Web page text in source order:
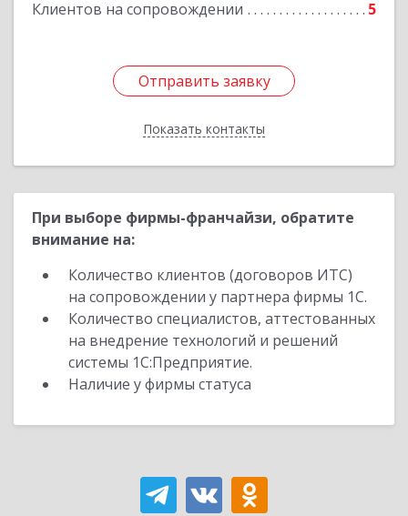
Клиентов на сопровождении 5
Отправить заявку
Показать контакты
Отправить заявку
Назад
При выборе фирмы-франчайзи, обратите
внимание на:
Количество клиентов (договоров ИТС)
на сопровождении у партнера фирмы 1С.
Количество специалистов, аттестованных
на внедрение технологий и решений
системы 1С:Предприятие.
Наличие у фирмы статуса